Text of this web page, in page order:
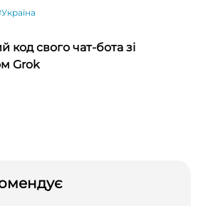
код свого чат-бота зі
Grok